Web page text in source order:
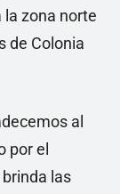
zona norte
de Colonia
al
por el
las